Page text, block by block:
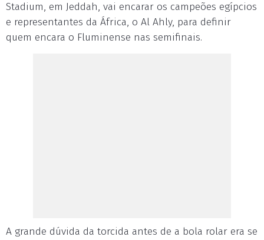
Stadium, em Jeddah, vai encarar os campeões egípcios
e representantes da África, o Al Ahly, para definir
quem encara o Fluminense nas semifinais.
A grande dúvida da torcida antes de a bola rolar era se